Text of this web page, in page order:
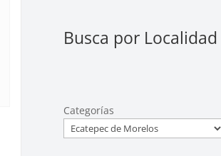
Busca por Localidad
Categorías